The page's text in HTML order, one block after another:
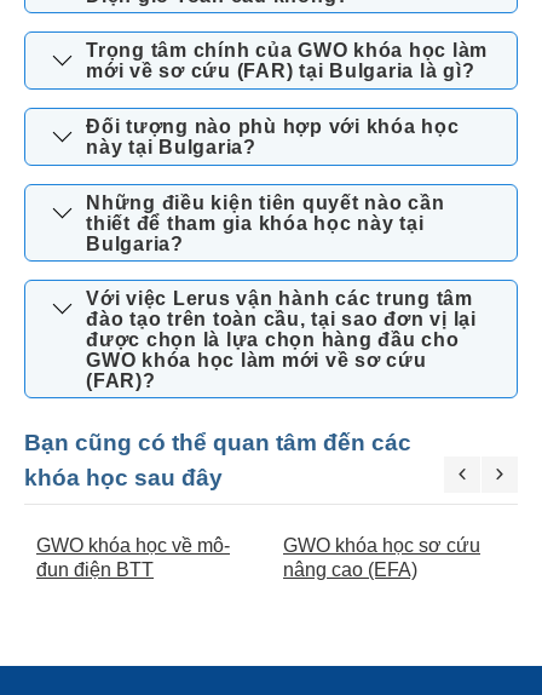
Trọng tâm chính của GWO khóa học làm
mới về sơ cứu (FAR) tại Bulgaria là gì?
Đối tượng nào phù hợp với khóa học
này tại Bulgaria?
Những điều kiện tiên quyết nào cần
thiết để tham gia khóa học này tại
Bulgaria?
Với việc Lerus vận hành các trung tâm
đào tạo trên toàn cầu, tại sao đơn vị lại
được chọn là lựa chọn hàng đầu cho
GWO khóa học làm mới về sơ cứu
(FAR)?
Bạn cũng có thể quan tâm đến các
khóa học sau đây
GWO khóa học về mô-
đun điện BTT
GWO khóa học sơ cứu
nâng cao (EFA)